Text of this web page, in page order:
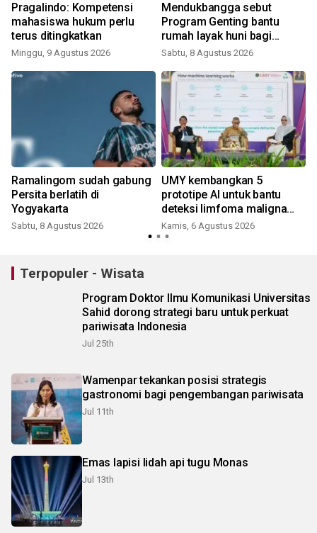
Pragalindo: Kompetensi
mahasiswa hukum perlu
terus ditingkatkan
Minggu, 9 Agustus 2026
Mendukbangga sebut
Program Genting bantu
rumah layak huni bagi
keluarga stunting
Sabtu, 8 Agustus 2026
Ramalingom sudah gabung
Persita berlatih di
Yogyakarta
Sabtu, 8 Agustus 2026
UMY kembangkan 5
prototipe AI untuk bantu
deteksi limfoma maligna
hingga tumor otak
Kamis, 6 Agustus 2026
Terpopuler - Wisata
Program Doktor Ilmu Komunikasi Universitas
Sahid dorong strategi baru untuk perkuat
pariwisata Indonesia
Jul 25th
Wamenpar tekankan posisi strategis
gastronomi bagi pengembangan pariwisata
Jul 11th
Emas lapisi lidah api tugu Monas
Jul 13th